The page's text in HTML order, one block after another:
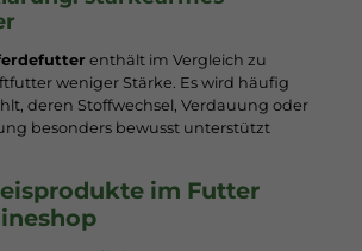
enthält im Vergleich zu
weniger Stärke. Es wird häufig
deren Stoffwechsel, Verdauung oder
besonders bewusst unterstützt
im Futter